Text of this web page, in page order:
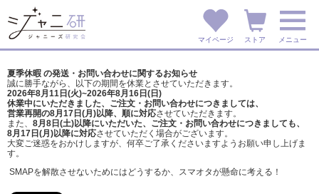
マイページ ストア メニュー
夏季休暇 の発送・お問い合わせに関するお知らせ
誠に勝手ながら、以下の期間を休業とさせていただきます。
2026年8月11日(火)~2026年8月16日(日)
休業中にいただきました、ご注文・お問い合わせにつきましては、
営業再開の8月17日(月)以降、順に対応させていただきます。
また、 8月8日(土)以降にいただいた、ご注文・ お問い合わせにつきましても、
8月17日(月)以降に対応させていただく場合がございます。
大変ご迷惑をおかけしますが、 何卒ご了承くださいますようお願い申し上げま
す。
SMAPを解散させないためにはどうするか、スマオタが懸命に考える！